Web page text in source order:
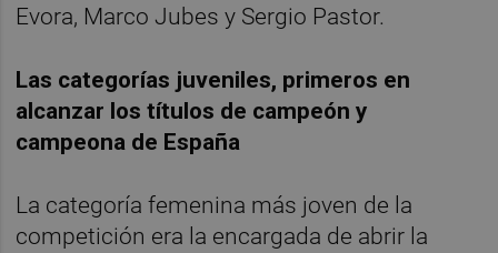
Evora, Marco Jubes y Sergio Pastor.
Las categorías juveniles, primeros en
alcanzar los títulos de campeón y
campeona de España
La categoría femenina más joven de la
competición era la encargada de abrir la